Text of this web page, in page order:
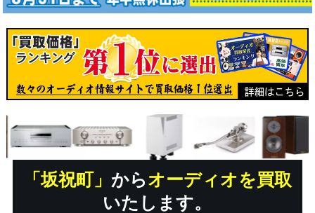
「坂祝町」 からオーディオを買取
いたします。